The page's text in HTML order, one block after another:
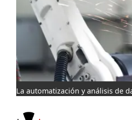
La automatización y análisis de